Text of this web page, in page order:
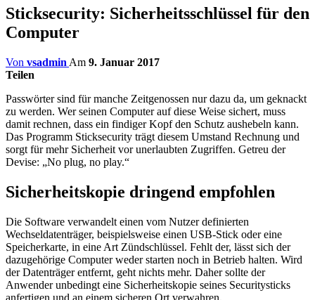
Sticksecurity: Sicherheitsschlüssel für den
Computer
Von vsadmin Am 9. Januar 2017
Teilen
Passwörter sind für manche Zeitgenossen nur dazu da, um geknackt
zu werden. Wer seinen Computer auf diese Weise sichert, muss
damit rechnen, dass ein findiger Kopf den Schutz aushebeln kann.
Das Programm Sticksecurity trägt diesem Umstand Rechnung und
sorgt für mehr Sicherheit vor unerlaubten Zugriffen. Getreu der
Devise: „No plug, no play.“
Sicherheitskopie dringend empfohlen
Die Software verwandelt einen vom Nutzer definierten
Wechseldatenträger, beispielsweise einen USB-Stick oder eine
Speicherkarte, in eine Art Zündschlüssel. Fehlt der, lässt sich der
dazugehörige Computer weder starten noch in Betrieb halten. Wird
der Datenträger entfernt, geht nichts mehr. Daher sollte der
Anwender unbedingt eine Sicherheitskopie seines Securitysticks
anfertigen und an einem sicheren Ort verwahren.